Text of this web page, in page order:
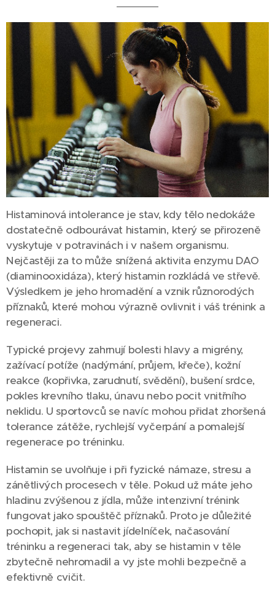
Histaminová intolerance je stav, kdy tělo nedokáže
dostatečně odbourávat histamin, který se přirozeně
vyskytuje v potravinách i v našem organismu.
Nejčastěji za to může snížená aktivita enzymu DAO
(diaminooxidáza), který histamin rozkládá ve střevě.
Výsledkem je jeho hromadění a vznik různorodých
příznaků, které mohou výrazně ovlivnit i váš trénink a
regeneraci.
Typické projevy zahrnují bolesti hlavy a migrény,
zažívací potíže (nadýmání, průjem, křeče), kožní
reakce (kopřivka, zarudnutí, svědění), bušení srdce,
pokles krevního tlaku, únavu nebo pocit vnitřního
neklidu. U sportovců se navíc mohou přidat zhoršená
tolerance zátěže, rychlejší vyčerpání a pomalejší
regenerace po tréninku.
Histamin se uvolňuje i při fyzické námaze, stresu a
zánětlivých procesech v těle. Pokud už máte jeho
hladinu zvýšenou z jídla, může intenzivní trénink
fungovat jako spouštěč příznaků. Proto je důležité
pochopit, jak si nastavit jídelníček, načasování
tréninku a regeneraci tak, aby se histamin v těle
zbytečně nehromadil a vy jste mohli bezpečně a
efektivně cvičit.